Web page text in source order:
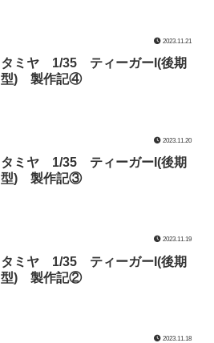
2023.11.21
タミヤ 1/35 ティーガーI(後期
型) 製作記④
2023.11.20
タミヤ 1/35 ティーガーI(後期
型) 製作記③
2023.11.19
タミヤ 1/35 ティーガーI(後期
型) 製作記②
2023.11.18